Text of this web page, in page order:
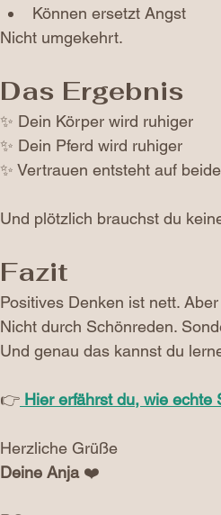
Können ersetzt Angst
Nicht umgekehrt.
Das Ergebnis
✨ Dein Körper wird ruhiger
✨ Dein Pferd wird ruhiger
✨ Vertrauen entsteht auf
Und plötzlich brauchst du
Fazit
Positives Denken ist nett. Aber
Nicht durch Schönreden.
Und genau das kannst du
👉 Hier erfährst du, wie echte
Herzliche Grüße
Deine Anja ❤️